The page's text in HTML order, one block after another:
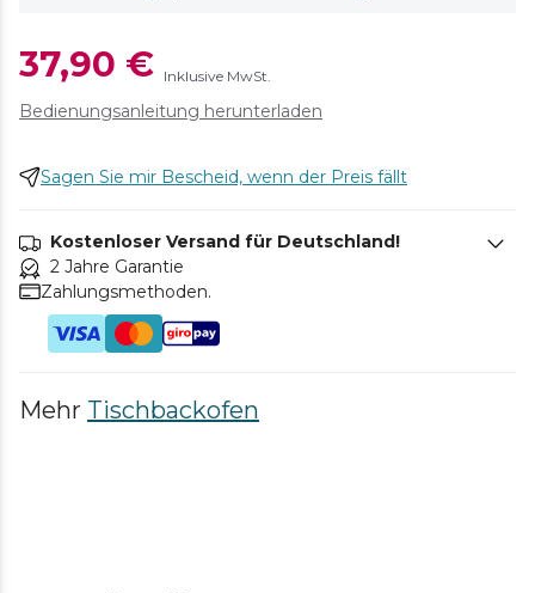
37,90 € Inklusive MwSt.
Bedienungsanleitung herunterladen
Sagen Sie mir Bescheid, wenn der Preis fällt
Kostenloser Versand für Deutschland!
2 Jahre Garantie
Zahlungsmethoden.
Mehr Tischbackofen